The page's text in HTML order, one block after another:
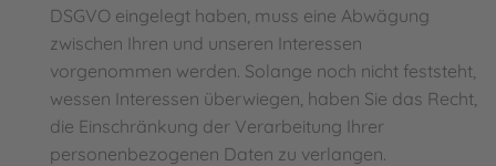
DSGVO eingelegt haben, muss eine Abwägung
zwischen Ihren und unseren Interessen
vorgenommen werden. Solange noch nicht feststeht,
wessen Interessen überwiegen, haben Sie das Recht,
die Einschränkung der Verarbeitung Ihrer
personenbezogenen Daten zu verlangen.